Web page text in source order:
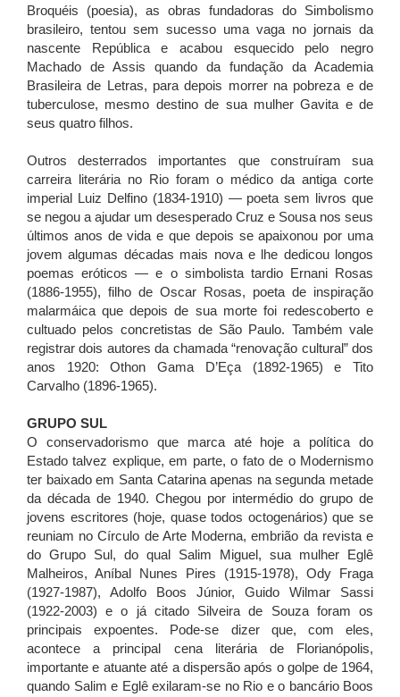
Broquéis (poesia), as obras fundadoras do Simbolismo
brasileiro, tentou sem sucesso uma vaga no jornais da
nascente República e acabou esquecido pelo negro
Machado de Assis quando da fundação da Academia
Brasileira de Letras, para depois morrer na pobreza e de
tuberculose, mesmo destino de sua mulher Gavita e de
seus quatro filhos.
Outros desterrados importantes que construíram sua
carreira literária no Rio foram o médico da antiga corte
imperial Luiz Delfino (1834-1910) — poeta sem livros que
se negou a ajudar um desesperado Cruz e Sousa nos seus
últimos anos de vida e que depois se apaixonou por uma
jovem algumas décadas mais nova e lhe dedicou longos
poemas eróticos — e o simbolista tardio Ernani Rosas
(1886-1955), filho de Oscar Rosas, poeta de inspiração
malarmáica que depois de sua morte foi redescoberto e
cultuado pelos concretistas de São Paulo. Também vale
registrar dois autores da chamada “renovação cultural” dos
anos 1920: Othon Gama D’Eça (1892-1965) e Tito
Carvalho (1896-1965).
GRUPO SUL
O conservadorismo que marca até hoje a política do
Estado talvez explique, em parte, o fato de o Modernismo
ter baixado em Santa Catarina apenas na segunda metade
da década de 1940. Chegou por intermédio do grupo de
jovens escritores (hoje, quase todos octogenários) que se
reuniam no Círculo de Arte Moderna, embrião da revista e
do Grupo Sul, do qual Salim Miguel, sua mulher Eglê
Malheiros, Aníbal Nunes Pires (1915-1978), Ody Fraga
(1927-1987), Adolfo Boos Júnior, Guido Wilmar Sassi
(1922-2003) e o já citado Silveira de Souza foram os
principais expoentes. Pode-se dizer que, com eles,
acontece a principal cena literária de Florianópolis,
importante e atuante até a dispersão após o golpe de 1964,
quando Salim e Eglê exilaram-se no Rio e o bancário Boos